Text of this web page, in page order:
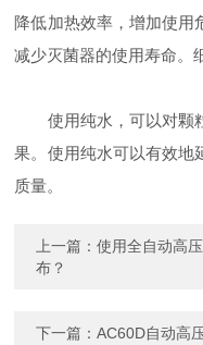
降低加热效率，增加使用
减少灭菌器的使用寿命。
使用纯水，可以对颗粒
果。使用纯水可以有效地
质量。
上一篇：使用全自动高
布？
下一篇：AC60D自动高